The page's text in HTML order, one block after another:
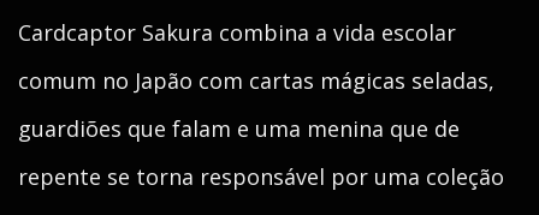
Cardcaptor Sakura combina a vida escolar
comum no Japão com cartas mágicas seladas,
guardiões que falam e uma menina que de
repente se torna responsável por uma coleção